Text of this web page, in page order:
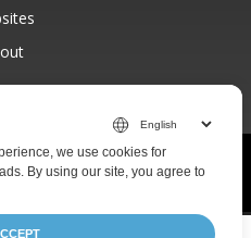
All Rights Reserved.
we use cookies for
By using our site, you agree to